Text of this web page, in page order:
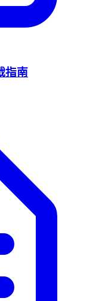
指南